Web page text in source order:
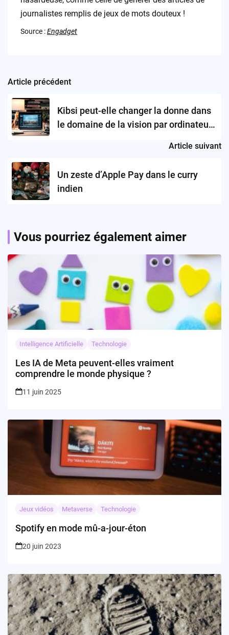
journalistes remplis de jeux de mots douteux !
Source :Engadget
Post
navigation
Article précédent
Kibsi peut-elle changer la donne dans
le domaine de la vision par ordinateur
Article suivant
Un zeste d’Apple Pay dans le curry
indien
Vous pourriez également aimer
Intelligence Artificielle Technologie
Les IA de Meta peuvent-elles vraiment
comprendre le monde physique ?
11 juin 2025
Jeux vidéos Metaverse Technologie
Spotify en mode mû-a-jour-éton
20 juin 2023